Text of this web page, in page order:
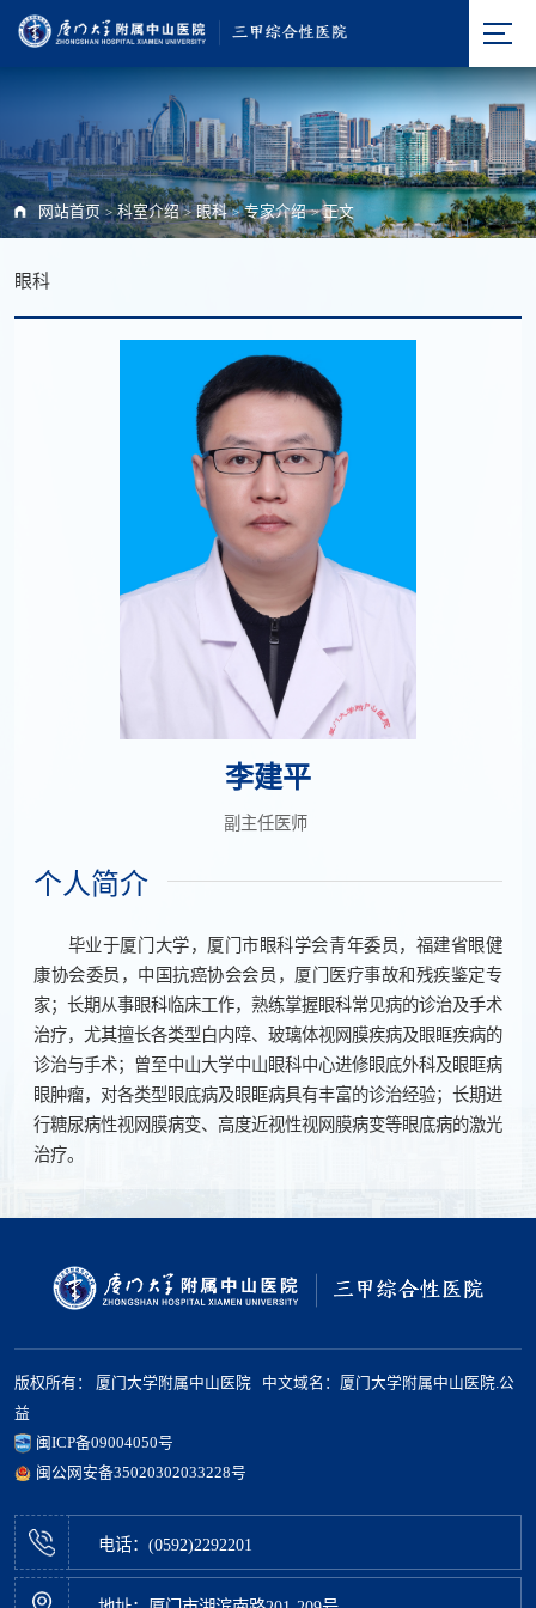
网站首页 > 科室介绍 > 眼科 > 专家介绍 > 正文
眼科
李建平
副主任医师
个人简介
毕业于厦门大学，厦门市眼科学会青年委员，福建省眼健
康协会委员，中国抗癌协会会员，厦门医疗事故和残疾鉴定专
家；长期从事眼科临床工作，熟练掌握眼科常见病的诊治及手术
治疗，尤其擅长各类型白内障、玻璃体视网膜疾病及眼眶疾病的
诊治与手术；曾至中山大学中山眼科中心进修眼底外科及眼眶病
眼肿瘤，对各类型眼底病及眼眶病具有丰富的诊治经验；长期进
行糖尿病性视网膜病变、高度近视性视网膜病变等眼底病的激光
治疗。
版权所有： 厦门大学附属中山医院 中文域名：厦门大学附属中山医院.公
益
闽ICP备09004050号
闽公网安备35020302033228号
电话：(0592)2292201